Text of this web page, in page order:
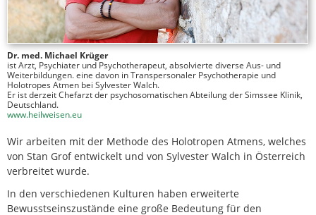
Dr. med. Michael Krüger
ist Arzt, Psychiater und Psychotherapeut, absolvierte diverse Aus- und
Weiterbildungen. eine davon in Transpersonaler Psychotherapie und
Holotropes Atmen bei Sylvester Walch.
Er ist derzeit Chefarzt der psychosomatischen Abteilung der Simssee Klinik,
Deutschland.
www.heilweisen.eu
Wir arbeiten mit der Methode des Holotropen Atmens, welches
von Stan Grof entwickelt und von Sylvester Walch in Österreich
verbreitet wurde.
In den verschiedenen Kulturen haben erweiterte
Bewusstseinszustände eine große Bedeutung für den